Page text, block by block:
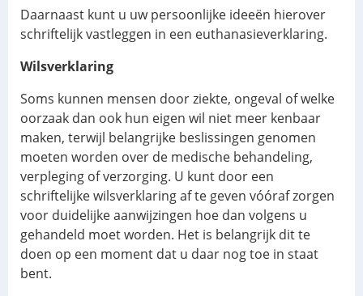
Daarnaast kunt u uw persoonlijke ideeën hierover
schriftelijk vastleggen in een euthanasieverklaring.
Wilsverklaring
Soms kunnen mensen door ziekte, ongeval of welke
oorzaak dan ook hun eigen wil niet meer kenbaar
maken, terwijl belangrijke beslissingen genomen
moeten worden over de medische behandeling,
verpleging of verzorging. U kunt door een
schriftelijke wilsverklaring af te geven vóóraf zorgen
voor duidelijke aanwijzingen hoe dan volgens u
gehandeld moet worden. Het is belangrijk dit te
doen op een moment dat u daar nog toe in staat
bent.